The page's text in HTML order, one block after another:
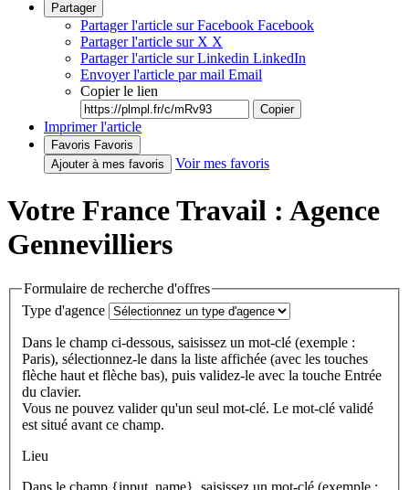
Partager
Partager l'article sur Facebook Facebook
Partager l'article sur X X
Partager l'article sur Linkedin LinkedIn
Envoyer l'article par mail Email
Copier le lien
Copier
Imprimer l'article
Favoris Favoris
Ajouter à mes favoris
Voir mes favoris
Votre France Travail : Agence
Gennevilliers
Formulaire de recherche d'offres
Type d'agence
Dans le champ ci-dessous, saisissez un mot-clé (exemple :
Paris), sélectionnez-le dans la liste affichée (avec les touches
flèche haut et flèche bas), puis validez-le avec la touche Entrée
du clavier.
Vous ne pouvez valider qu'un seul mot-clé. Le mot-clé validé
est situé avant ce champ.
Lieu
Dans le champ {input_name}, saisissez un mot-clé (exemple :